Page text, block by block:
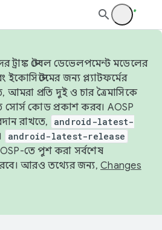
স্টেবল ডেভেলপমেন্ট মডেলের
জন্য প্ল্যাটফর্মের
আমরা প্রতি দুই ও চার ত্রৈমাসিকে
সোর্স কোড প্রকাশ করব। AOSP
রাখতে,
android-latest-
android-latest-release
AOSP-তে পুশ করা সর্বশেষ
আরও তথ্যের জন্য, Changes